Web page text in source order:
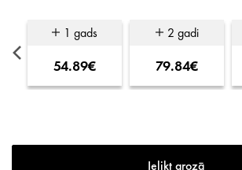
1 gads
54.89€
2 gadi
79.84€